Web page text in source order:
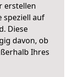
erstellen
speziell auf
Diese
davon, ob
Ihres